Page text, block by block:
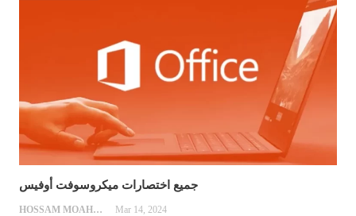
جميع اختصارات ميكروسوفت أوفيس
HOSSAM MOAHMED Mar 14, 2024